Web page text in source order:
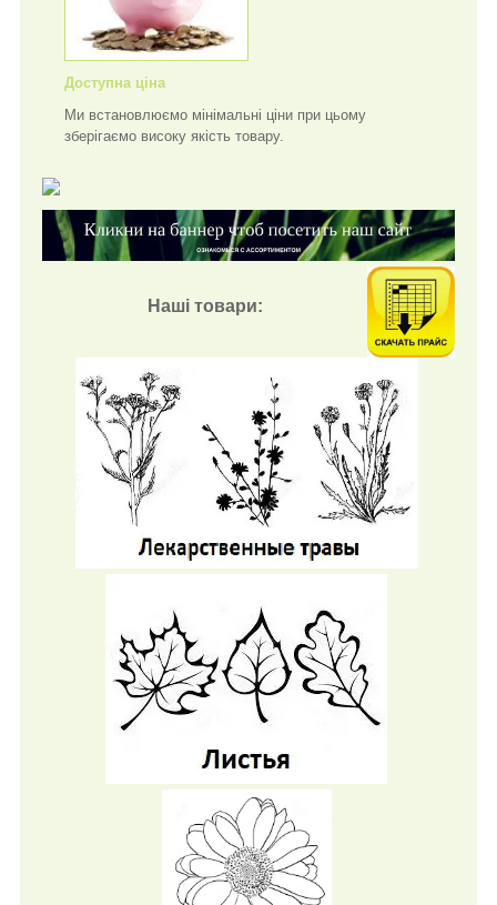
Доступна ціна
Ми встановлюємо мінімальні ціни при цьому
зберігаємо високу якість товару.
Наші товари: